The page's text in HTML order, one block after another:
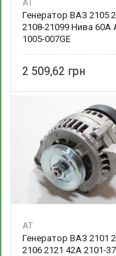
AT
Генератор ВАЗ 2105
2108-21099 Нива 60А
1005-007GE
2 509,62
AT
Генератор ВАЗ 2101
2106 2121 42А 2101-